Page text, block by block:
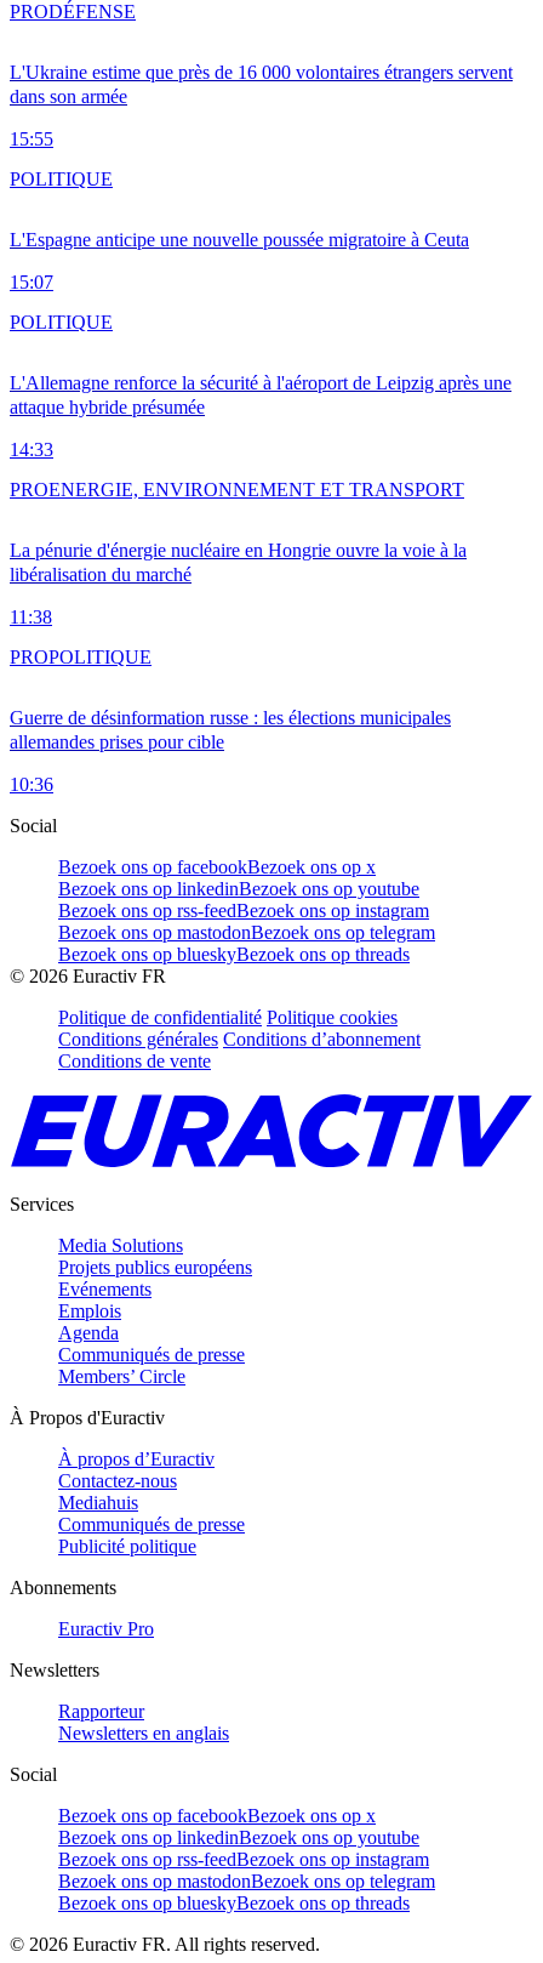
L'Ukraine estime que près de 16 000 volontaires étrangers servent
dans son armée
15:55
PRODÉFENSE
L'Espagne anticipe une nouvelle poussée migratoire à Ceuta
15:07
POLITIQUE
L'Allemagne renforce la sécurité à l'aéroport de Leipzig après une
attaque hybride présumée
14:33
POLITIQUE
La pénurie d'énergie nucléaire en Hongrie ouvre la voie à la
libéralisation du marché
11:38
PROENERGIE, ENVIRONNEMENT ET TRANSPORT
Guerre de désinformation russe : les élections municipales
allemandes prises pour cible
10:36
PROPOLITIQUE
Social
Bezoek ons op facebookBezoek ons op x
Bezoek ons op linkedinBezoek ons op youtube
Bezoek ons op rss-feedBezoek ons op instagram
Bezoek ons op mastodonBezoek ons op telegram
Bezoek ons op blueskyBezoek ons op threads
© 2026 Euractiv FR
Politique de confidentialité Politique cookies
Conditions générales Conditions d’abonnement
Conditions de vente
Services
Media Solutions
Projets publics européens
Evénements
Emplois
Agenda
Communiqués de presse
Members’ Circle
À Propos d'Euractiv
À propos d’Euractiv
Contactez-nous
Mediahuis
Communiqués de presse
Publicité politique
Abonnements
Euractiv Pro
Newsletters
Rapporteur
Newsletters en anglais
Social
Bezoek ons op facebookBezoek ons op x
Bezoek ons op linkedinBezoek ons op youtube
Bezoek ons op rss-feedBezoek ons op instagram
Bezoek ons op mastodonBezoek ons op telegram
Bezoek ons op blueskyBezoek ons op threads
© 2026 Euractiv FR. All rights reserved.